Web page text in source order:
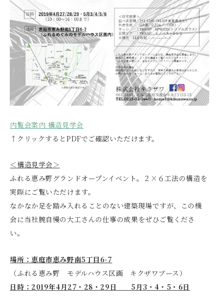
内覧会案内 構造見学会
↑クリックするとPDFでご確認いただけます。
＜構造見学会＞
ふれる恵み野グランドオープンイベント。２×６工法の構造を
実際にご覧いただけます。
なかなか足を踏み入れることのない建築現場ですが、この機
会に当社腕自慢の大工さんの仕事の成果をぜひご覧くださ
い。
場所：恵庭市恵み野南5丁目6-7
（ふれる恵み野 モデルハウス区画 キクザワブース）
日時：2019年4月27・28・29日 5月3・4・5・6日